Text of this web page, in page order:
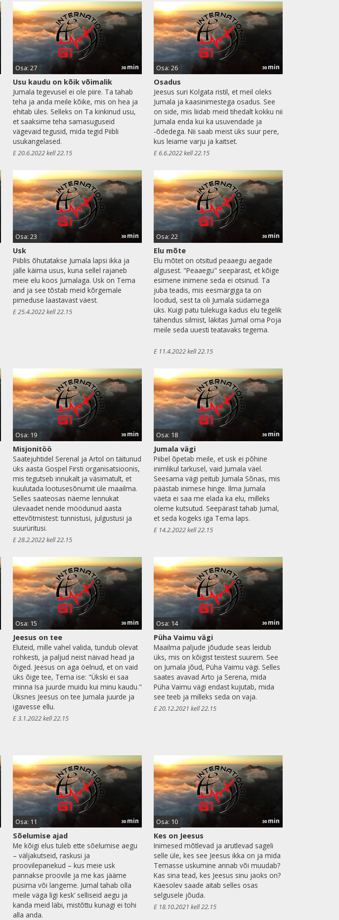
Osa: 27 30 min
Usu kaudu on kõik võimalik
Jumala tegevusel ei ole piire. Ta tahab
teha ja anda meile kõike, mis on hea ja
ehitab üles. Selleks on Ta kinkinud usu,
et saaksime teha samasuguseid
vägevaid tegusid, mida tegid Piibli
usukangelased.
E 20.6.2022 kell 22.15
Osa: 26 30 min
Osadus
Jeesus suri Kolgata ristil, et meil oleks
Jumala ja kaasinimestega osadus. See
on side, mis liidab meid tihedalt kokku nii
Jumala enda kui ka usuvendade ja
-õdedega. Nii saab meist üks suur pere,
kus leiame varju ja kaitset.
E 6.6.2022 kell 22.15
Osa: 23 30 min
Usk
Piiblis õhutatakse Jumala lapsi ikka ja
jälle käima usus, kuna sellel rajaneb
meie elu koos Jumalaga. Usk on Tema
and ja see tõstab meid kõrgemale
pimeduse laastavast väest.
E 25.4.2022 kell 22.15
Osa: 22 30 min
Elu mõte
Elu mõtet on otsitud peaaegu aegade
algusest. "Peaaegu" seepärast, et kõige
esimene inimene seda ei otsinud. Ta
juba teadis, mis eesmärgiga ta on
loodud, sest ta oli Jumala südamega
üks. Kuigi patu tulekuga kadus elu tegelik
tähendus silmist, läkitas Jumal oma Poja
meile seda uuesti teatavaks tegema.
E 11.4.2022 kell 22.15
Osa: 19 30 min
Misjonitöö
Saatejuhtidel Serenal ja Artol on täitunud
üks aasta Gospel Firsti organisatsioonis,
mis tegutseb innukalt ja väsimatult, et
kuulutada lootusesõnumit üle maailma.
Selles saateosas näeme lennukat
ülevaadet nende möödunud aasta
ettevõtmistest: tunnistusi, julgustusi ja
suurüritusi.
E 28.2.2022 kell 22.15
Osa: 18 30 min
Jumala vägi
Piibel õpetab meile, et usk ei põhine
inimlikul tarkusel, vaid Jumala väel.
Seesama vägi peitub Jumala Sõnas, mis
päästab inimese hinge. Ilma Jumala
väeta ei saa me elada ka elu, milleks
oleme kutsutud. Seepärast tahab Jumal,
et seda kogeks iga Tema laps.
E 14.2.2022 kell 22.15
Osa: 15 30 min
Jeesus on tee
Eluteid, mille vahel valida, tundub olevat
rohkesti, ja paljud neist näivad head ja
õiged. Jeesus on aga öelnud, et on vaid
üks õige tee, Tema ise: "Ükski ei saa
minna Isa juurde muidu kui minu kaudu."
Üksnes Jeesus on tee Jumala juurde ja
igavesse ellu.
E 3.1.2022 kell 22.15
Osa: 14 30 min
Püha Vaimu vägi
Maailma paljude jõudude seas leidub
üks, mis on kõigist teistest suurem. See
on Jumala jõud, Püha Vaimu vägi. Selles
saates avavad Arto ja Serena, mida
Püha Vaimu vägi endast kujutab, mida
see teeb ja milleks seda on vaja.
E 20.12.2021 kell 22.15
Osa: 11 30 min
Sõelumise ajad
Me kõigi elus tuleb ette sõelumise aegu
– väljakutseid, raskusi ja
proovilepanekud – kus meie usk
pannakse proovile ja me kas jääme
püsima või langeme. Jumal tahab olla
meile väga ligi kesk’ selliseid aegu ja
kanda meid läbi, mistõttu kunagi ei tohi
alla anda.
Osa: 10 30 min
Kes on Jeesus
Inimesed mõtlevad ja arutlevad sageli
selle üle, kes see Jeesus ikka on ja mida
Temasse uskumine annab või muudab?
Kas sina tead, kes Jeesus sinu jaoks on?
Käesolev saade aitab selles osas
selgusele jõuda.
E 18.10.2021 kell 22.15